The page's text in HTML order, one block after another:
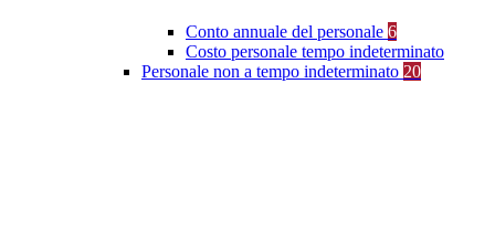
Conto annuale del personale 6
Costo personale tempo indeterminato
Personale non a tempo indeterminato 20